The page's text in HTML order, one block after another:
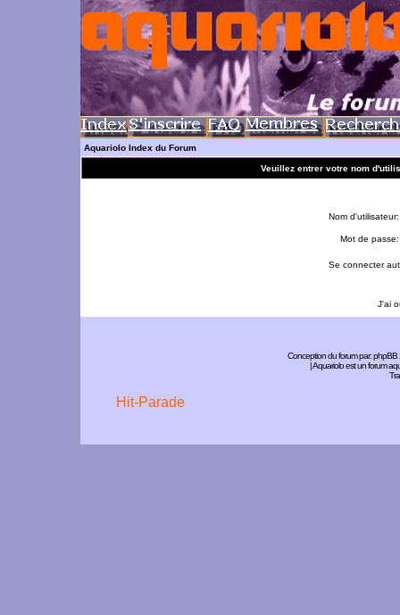
Aquariolo Index du Forum
Veuillez entrer votre nom
Nom d'utilisateur:
Mot de passe:
Se connecter
J'ai
Conception du forum par:phpBB
| Aquariolo est un forum